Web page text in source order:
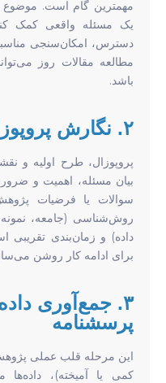
مهمترین گام است. موضوع
یک مسئله واقعی کمک
دسترس، امکان‌سنجی
مطالعه مقالات روز
باشد.
۲. نگارش پروپوزال: نقشه راه شما
پروپوزال، طرح اولیه و
بیان مسئله، اهمیت و
سوالات یا فرضیات
روش‌شناسی (جامعه،
داده) و زمان‌بندی
برای ادامه کار روشن
۳. جمع‌آوری
پرسشنامه
این مرحله قلب عملی
کمی یا آمیخته)، داده‌ها